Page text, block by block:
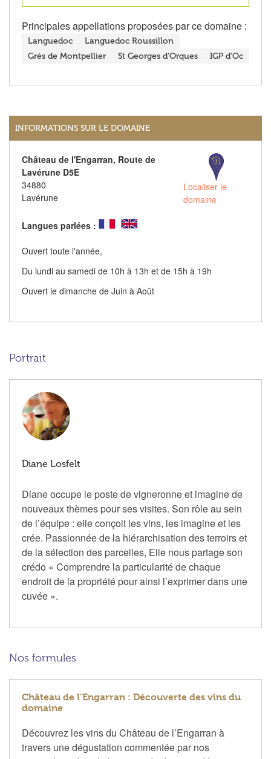
Principales appellations proposées par ce domaine :
Languedoc
Languedoc Roussillon
Grés de Montpellier
St Georges d'Orques IGP d'Oc
INFORMATIONS SUR LE DOMAINE
Château de l'Engarran, Route de
Lavérune D5E
34880
Lavérune
Localiser le
domaine
Langues parlées :
Ouvert toute l'année,
Du lundi au samedi de 10h à 13h et de 15h à 19h
Ouvert le dimanche de Juin à Août
Portrait
Diane Losfelt
Diane occupe le poste de vigneronne et imagine de
nouveaux thèmes pour ses visites. Son rôle au sein
de l’équipe : elle conçoit les vins, les imagine et les
crée. Passionnée de la hiérarchisation des terroirs et
de la sélection des parcelles, Elle nous partage son
crédo « Comprendre la particularité de chaque
endroit de la propriété pour ainsi l’exprimer dans une
cuvée ».
Nos formules
Château de l’Engarran : Découverte des vins du
domaine
Découvrez les vins du Château de l’Engarran à
travers une dégustation commentée par nos